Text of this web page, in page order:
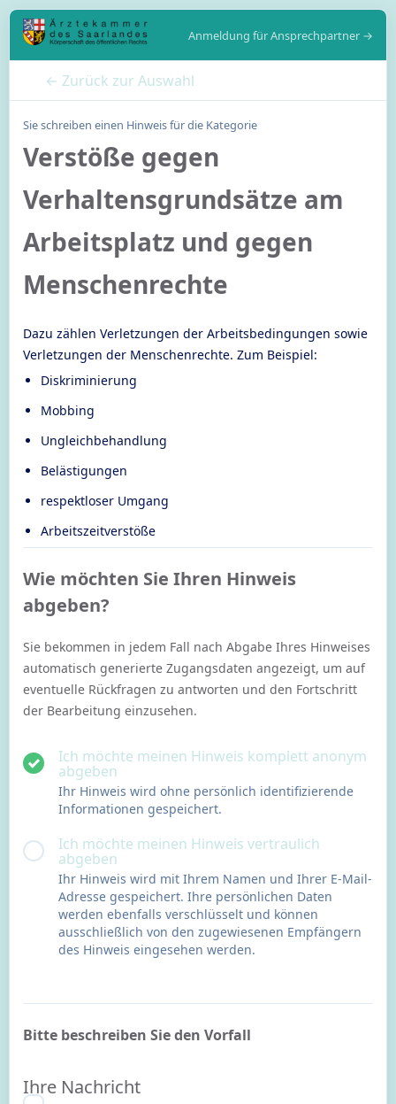
Anmeldung für Ansprechpartner →
← Zurück zur Auswahl
Sie schreiben einen Hinweis für die Kategorie
Verstöße gegen
Verhaltensgrundsätze am
Arbeitsplatz und gegen
Menschenrechte
Dazu zählen Verletzungen der Arbeitsbedingungen sowie
Verletzungen der Menschenrechte. Zum Beispiel:
Diskriminierung
Mobbing
Ungleichbehandlung
Belästigungen
respektloser Umgang
Arbeitszeitverstöße
Wie möchten Sie Ihren Hinweis
abgeben?
Sie bekommen in jedem Fall nach Abgabe Ihres Hinweises
automatisch generierte Zugangsdaten angezeigt, um auf
eventuelle Rückfragen zu antworten und den Fortschritt
der Bearbeitung einzusehen.
Ich möchte meinen Hinweis komplett anonym
abgeben
Ihr Hinweis wird ohne persönlich identifizierende
Informationen gespeichert.
Ich möchte meinen Hinweis vertraulich
abgeben
Ihr Hinweis wird mit Ihrem Namen und Ihrer E-Mail-
Adresse gespeichert. Ihre persönlichen Daten
werden ebenfalls verschlüsselt und können
ausschließlich von den zugewiesenen Empfängern
des Hinweis eingesehen werden.
Bitte beschreiben Sie den Vorfall
Ihre Nachricht